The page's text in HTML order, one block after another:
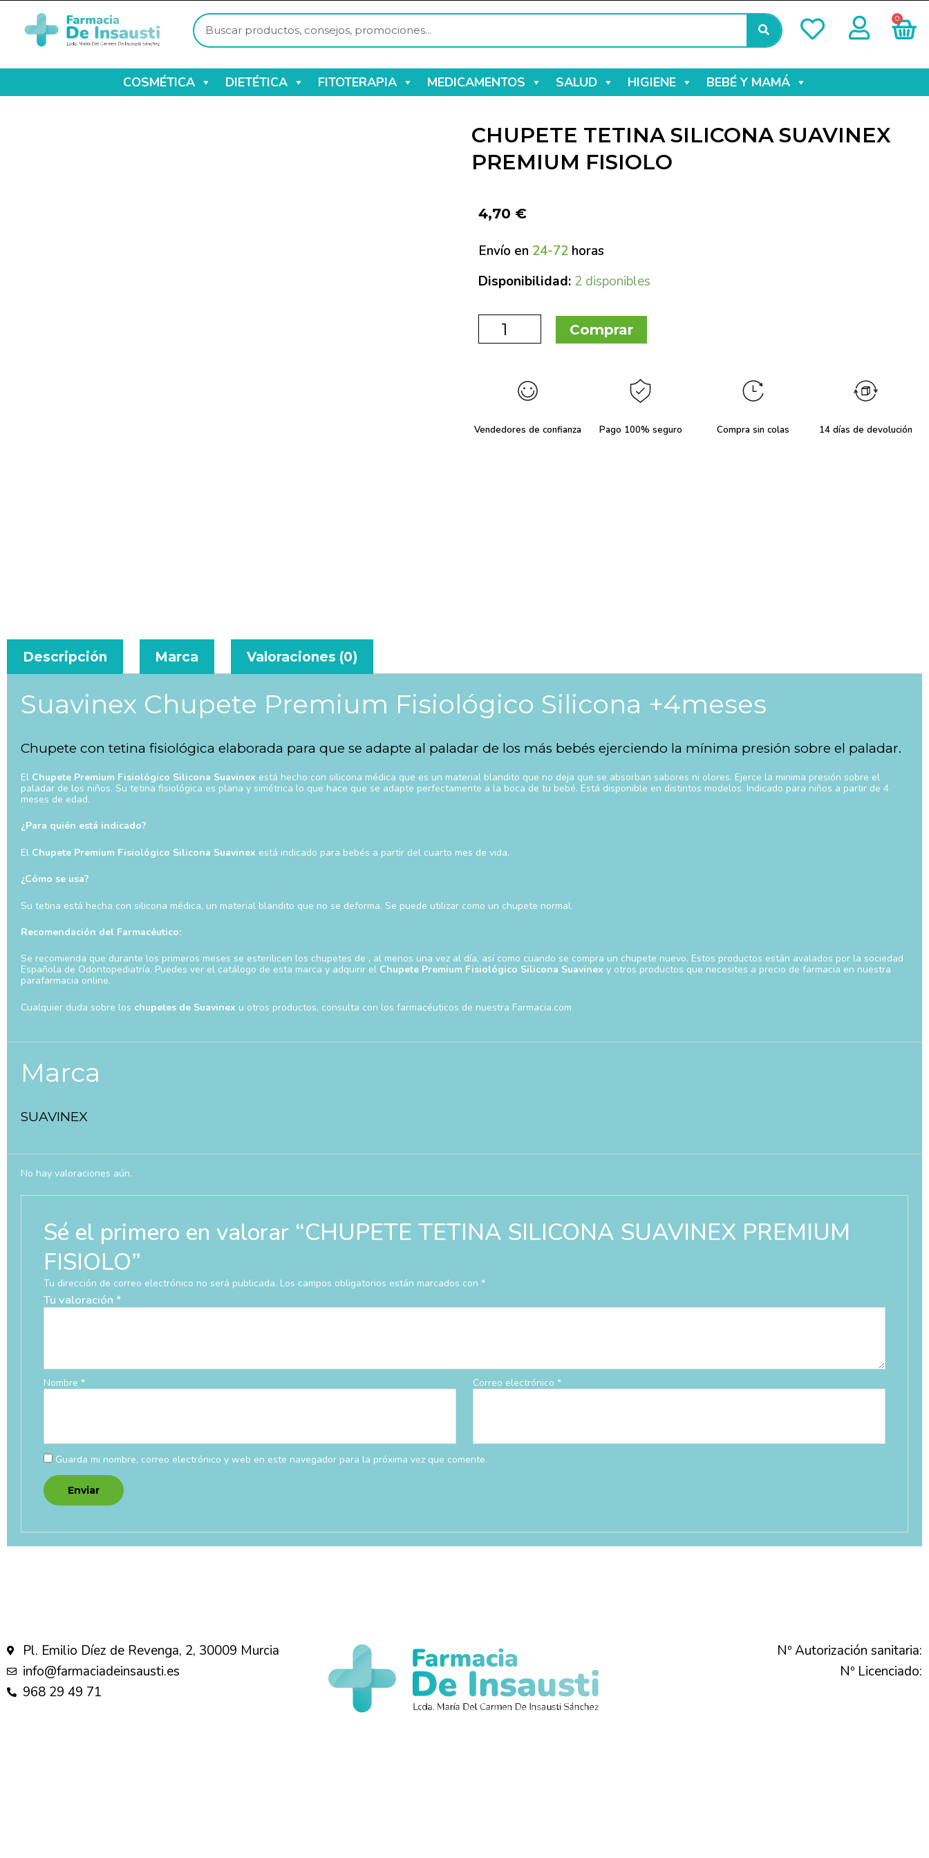
0
COSMÉTICA DIETÉTICA FITOTERAPIA MEDICAMENTOS SALUD HIGIENE BEBÉ Y MAMÁ
CHUPETE TETINA SILICONA SUAVINEX
PREMIUM FISIOLO
4,70 €
Envío en 24-72 horas
Disponibilidad: 2 disponibles
Comprar
Vendedores de confianza Pago 100% seguro Compra sin colas 14 días de devolución
Descripción Marca Valoraciones (0)
Suavinex Chupete Premium Fisiológico Silicona +4meses
Chupete con tetina fisiológica elaborada para que se adapte al paladar de los más bebés ejerciendo la mínima presión sobre el paladar.
El Chupete Premium Fisiológico Silicona Suavinex está hecho con silicona médica que es un material blandito que no deja que se absorban sabores ni olores. Ejerce la minima presión sobre el
paladar de los niños. Su tetina fisiológica es plana y simétrica lo que hace que se adapte perfectamente a la boca de tu bebé. Está disponible en distintos modelos. Indicado para niños a partir de 4
meses de edad.
¿Para quién está indicado?
El Chupete Premium Fisiológico Silicona Suavinex está indicado para bebés a partir del cuarto mes de vida.
¿Cómo se usa?
Su tetina está hecha con silicona médica, un material blandito que no se deforma. Se puede utilizar como un chupete normal.
Recomendación del Farmacéutico:
Se recomienda que durante los primeros meses se esterilicen los chupetes de , al menos una vez al día, así como cuando se compra un chupete nuevo. Estos productos están avalados por la sociedad
Española de Odontopediatría. Puedes ver el catálogo de esta marca y adquirir el Chupete Premium Fisiológico Silicona Suavinex y otros productos que necesites a precio de farmacia en nuestra
parafarmacia online.
Cualquier duda sobre los chupetes de Suavinex u otros productos, consulta con los farmacéuticos de nuestra Farmacia.com
Marca
SUAVINEX
No hay valoraciones aún.
Sé el primero en valorar “CHUPETE TETINA SILICONA SUAVINEX PREMIUM
FISIOLO”
Tu dirección de correo electrónico no será publicada. Los campos obligatorios están marcados con *
Tu valoración *
Nombre * Correo electrónico*
Guarda mi nombre, correo electrónico y web en este navegador para la próxima vez que comente.
Pl. Emilio Díez de Revenga, 2, 30009 Murcia
info@farmaciadeinsausti.es
968 29 49 71
Nº Autorización sanitaria:
Nº Licenciado: